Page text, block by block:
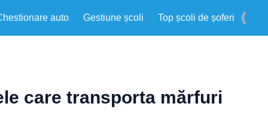
auto Gestiune școli Top școli de șoferi
care transporta mărfuri